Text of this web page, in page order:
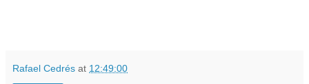
Rafael Cedrés at 12:49:00